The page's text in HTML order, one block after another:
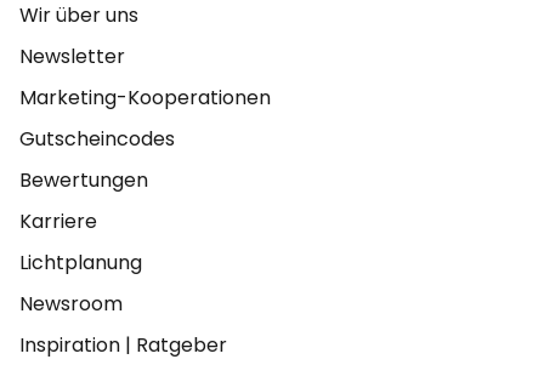
Wir über uns
Newsletter
Marketing-Kooperationen
Gutscheincodes
Bewertungen
Karriere
Lichtplanung
Newsroom
Inspiration | Ratgeber